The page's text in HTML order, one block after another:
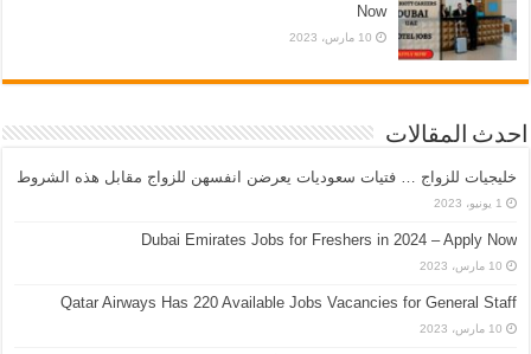
Now
10 مارس، 2023
احدث المقالات
خليجيات للزواج … فتيات سعوديات يعرضن انفسهن للزواج مقابل هذه الشروط
1 يونيو، 2023
Dubai Emirates Jobs for Freshers in 2024 – Apply Now
10 مارس، 2023
Qatar Airways Has 220 Available Jobs Vacancies for General Staff
10 مارس، 2023